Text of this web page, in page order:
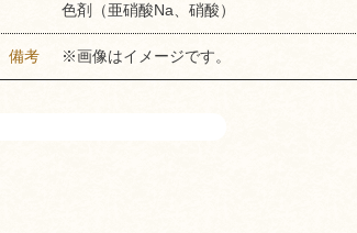
色剤（亜硝酸Na、硝酸）
備考 ※画像はイメージです。